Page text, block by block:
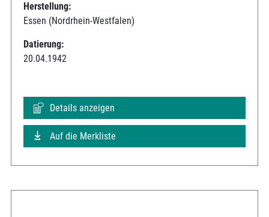
Herstellung:
Essen (Nordrhein-Westfalen)
Datierung:
20.04.1942
Details anzeigen
Auf die Merkliste